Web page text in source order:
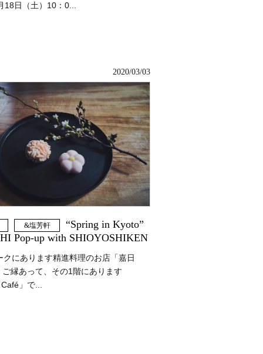
18日（土）10：0...
2020/03/03
&塩芳軒
“Spring in Kyoto”
Pop-up with SHIOYOSHIKEN
クにあります精進料理のお店「嘉日
縁あって、その1階にあります
」で...